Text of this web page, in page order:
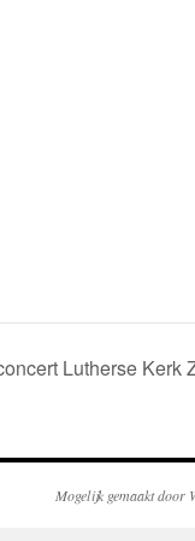
Lutherse Kerk
Mogelijk gemaakt door